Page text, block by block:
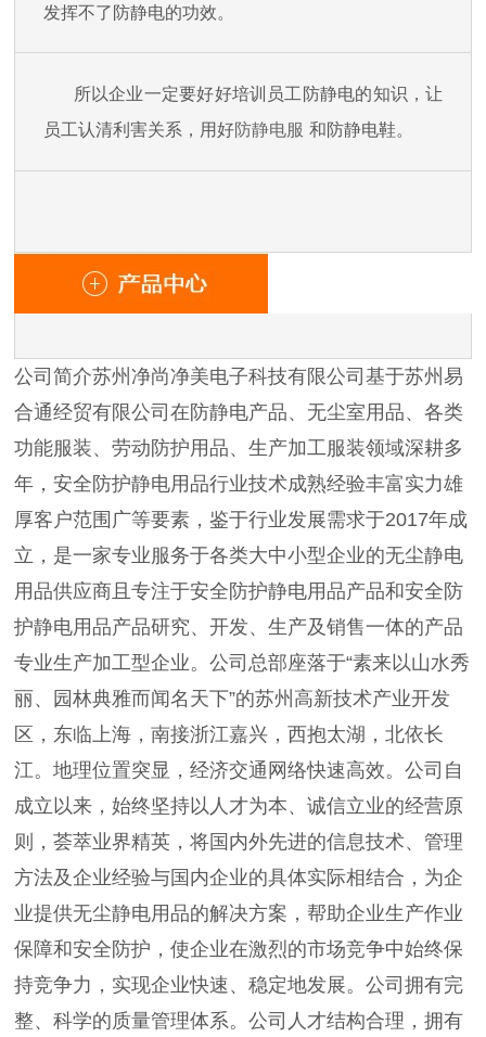
发挥不了防静电的功效。
所以企业一定要好好培训员工防静电的知识，让
员工认清利害关系，用好防静电服 和防静电鞋。
公司简介苏州净尚净美电子科技有限公司基于苏州易
合通经贸有限公司在防静电产品、无尘室用品、各类
功能服装、劳动防护用品、生产加工服装领域深耕多
年，安全防护静电用品行业技术成熟经验丰富实力雄
厚客户范围广等要素，鉴于行业发展需求于2017年成
立，是一家专业服务于各类大中小型企业的无尘静电
用品供应商且专注于安全防护静电用品产品和安全防
护静电用品产品研究、开发、生产及销售一体的产品
专业生产加工型企业。公司总部座落于“素来以山水秀
丽、园林典雅而闻名天下”的苏州高新技术产业开发
区，东临上海，南接浙江嘉兴，西抱太湖，北依长
江。地理位置突显，经济交通网络快速高效。公司自
成立以来，始终坚持以人才为本、诚信立业的经营原
则，荟萃业界精英，将国内外先进的信息技术、管理
方法及企业经验与国内企业的具体实际相结合，为企
业提供无尘静电用品的解决方案，帮助企业生产作业
保障和安全防护，使企业在激烈的市场竞争中始终保
持竞争力，实现企业快速、稳定地发展。公司拥有完
整、科学的质量管理体系。公司人才结构合理，拥有